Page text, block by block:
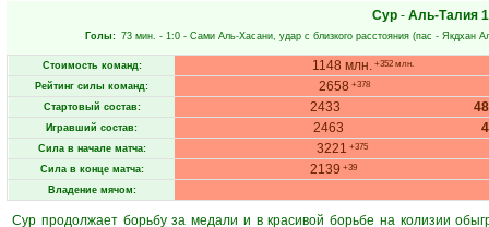
Сур - Аль-Талия
Голы: 73 мин. - 1:0 - Сами Аль-Хасани, удар с близкого расстояния (пас - Якдхан
Стоимость команд: 1148 млн. +352 млн.
Рейтинг силы команд: 2658 +378
Стартовый состав: 2433
Игравший состав: 2463
Сила в начале матча: 3221 +375
Сила в конце матча: 2139 +39
Владение мячом:
Сур продолжает борьбу за медали и в красивой борьбе на колизии